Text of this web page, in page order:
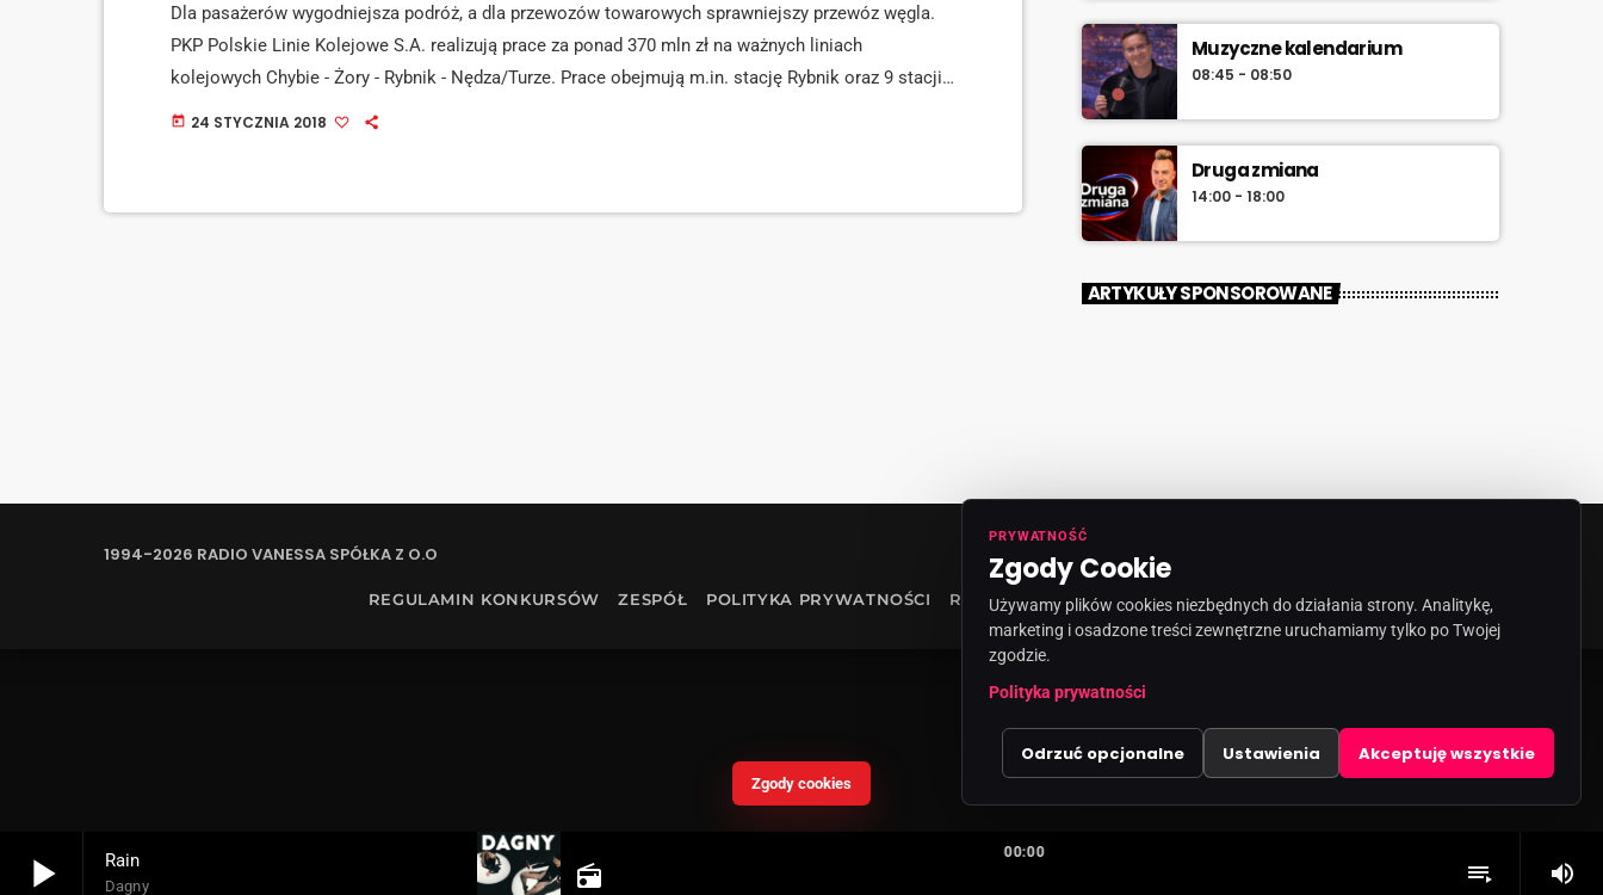
play_arrow Rain
Dagny radio
00:00
playlist_play volume_up
Dla pasażerów wygodniejsza podróż, a dla przewozów towarowych sprawniejszy przewóz węgla.
PKP Polskie Linie Kolejowe S.A. realizują prace za ponad 370 mln zł na ważnych liniach
kolejowych Chybie - Żory - Rybnik - Nędza/Turze. Prace obejmują m.in. stację Rybnik oraz 9 stacji i
przystanków wraz z 60 km linii. Wygodnie na peronach, bezpieczniej na torach PLK wykonały już
today 24 STYCZNIA 2018
Muzyczne kalendarium
08:45 - 08:50
Druga zmiana
14:00 - 18:00
ARTYKUŁY SPONSOROWANE
1994-2026 RADIO VANESSA SPÓŁKA Z O.O
REGULAMIN KONKURSÓW ZESPÓŁ POLITYKA PRYWATNOŚCI RODO INFORMACJA O NADAWCY KONTAKT
PRYWATNOŚĆ
Zgody Cookie
Używamy plików cookies niezbędnych do działania strony. Analitykę,
marketing i osadzone treści zewnętrzne uruchamiamy tylko po Twojej
zgodzie.
Polityka prywatności
Odrzuć opcjonalne Ustawienia Akceptuję wszystkie
Zgody cookies